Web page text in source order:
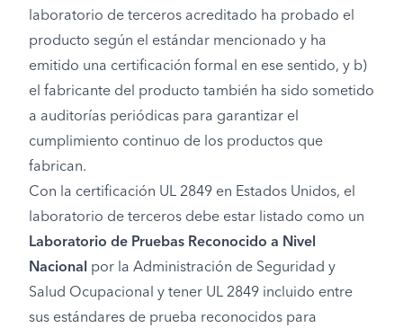
laboratorio de terceros acreditado ha probado el
producto según el estándar mencionado y ha
emitido una certificación formal en ese sentido, y b)
el fabricante del producto también ha sido sometido
a auditorías periódicas para garantizar el
cumplimiento continuo de los productos que
fabrican.
Con la certificación UL 2849 en Estados Unidos, el
laboratorio de terceros debe estar listado como un
Laboratorio de Pruebas Reconocido a Nivel
Nacional
por la Administración de Seguridad y
Salud Ocupacional y tener UL 2849 incluido entre
sus estándares de prueba reconocidos para